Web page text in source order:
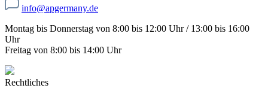
info@apgermany.de
Montag bis Donnerstag von 8:00 bis 12:00 Uhr / 13:00 bis 16:00
Uhr
Freitag von 8:00 bis 14:00 Uhr
Rechtliches